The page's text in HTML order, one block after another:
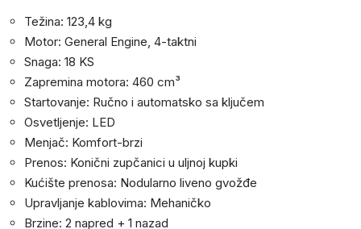
Težina: 123,4 kg
Motor: General Engine, 4-taktni
Snaga: 18 KS
Zapremina motora: 460 cm³
Startovanje: Ručno i automatsko sa ključem
Osvetljenje: LED
Menjač: Komfort-brzi
Prenos: Konični zupčanici u uljnoj kupki
Kućište prenosa: Nodularno liveno gvožđe
Upravljanje kablovima: Mehaničko
Brzine: 2 napred + 1 nazad